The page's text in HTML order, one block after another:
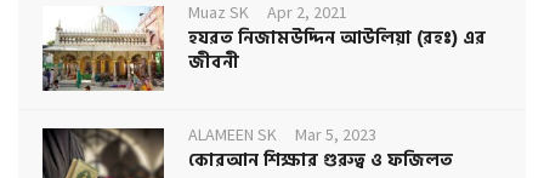
Muaz SK Apr 2, 2021
হযরত নিজামউদ্দিন আউলিয়া (রহঃ) এর
জীবনী
ALAMEEN SK Mar 5, 2023
কোরআন শিক্ষার গুরুত্ব ও ফজিলত